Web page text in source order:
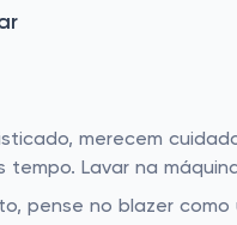
merecem
Lavar na
pense no blazer